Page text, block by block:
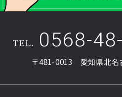
〒481-0013 愛知県北名